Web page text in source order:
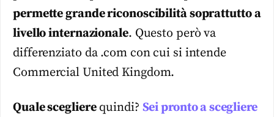
permette grande riconoscibilità soprattutto a
livello internazionale. Questo però va
differenziato da .com con cui si intende
Commercial United Kingdom.
Quale sceglierequindi? Sei pronto a scegliere